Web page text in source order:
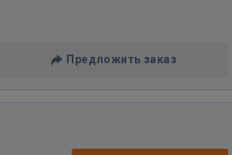
Предложить заказ